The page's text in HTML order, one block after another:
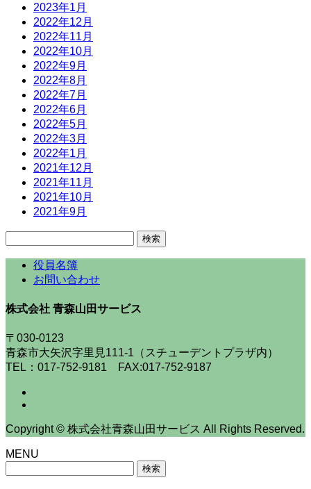
2023年1月
2022年12月
2022年11月
2022年10月
2022年9月
2022年8月
2022年7月
2022年6月
2022年5月
2022年3月
2022年1月
2021年12月
2021年11月
2021年10月
2021年9月
役員名簿
お問い合わせ
株式会社 青森山田サービス
〒030-0123
青森市大矢沢字里見111-1（スチューデントプラザ内）
TEL：017-752-9181 FAX:017-752-9187
Copyright © 株式会社青森山田サービス All Rights Reserved.
MENU